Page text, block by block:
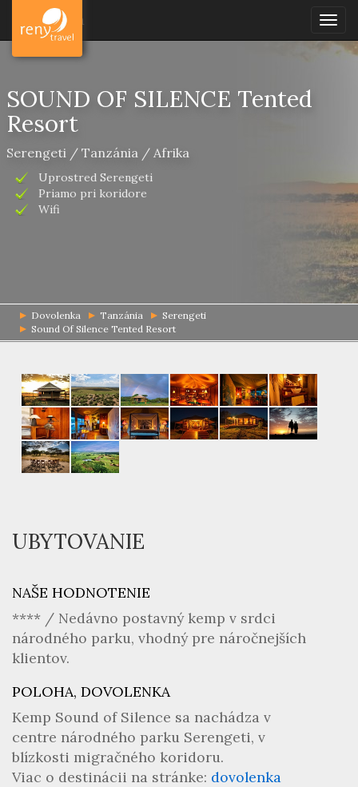
SOUND OF SILENCE Tented
Resort
Serengeti / Tanzánia / Afrika
Uprostred Serengeti
Priamo pri koridore
Wifi
Dovolenka Tanzánia
Serengeti
Sound Of Silence Tented Resort
UBYTOVANIE
NAŠE HODNOTENIE
**** / Nedávno postavný kemp v srdci
národného parku, vhodný pre náročnejších
klientov.
POLOHA, DOVOLENKA
Kemp Sound of Silence sa nachádza v
centre národného parku Serengeti, v
blízkosti migračného koridoru.
Viac o destinácii na stránke: dovolenka
Dovolenka